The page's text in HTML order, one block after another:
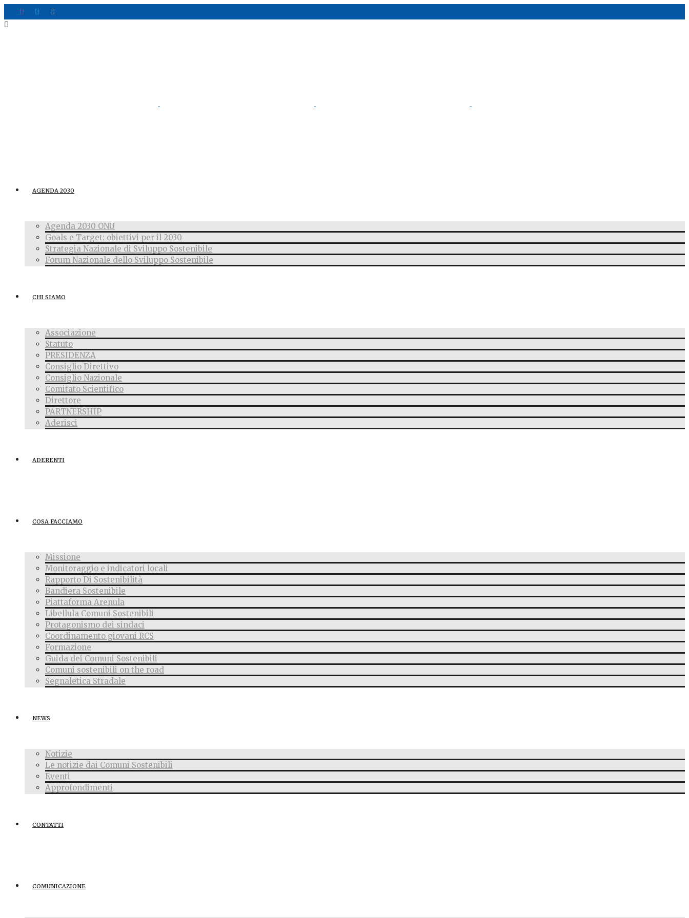
AGENDA 2030
Agenda 2030 ONU
Goals e Target: obiettivi per il 2030
Strategia Nazionale di Sviluppo Sostenibile
Forum Nazionale dello Sviluppo Sostenibile
CHI SIAMO
Associazione
Statuto
PRESIDENZA
Consiglio Direttivo
Consiglio Nazionale
Comitato Scientifico
Direttore
PARTNERSHIP
Aderisci
ADERENTI
COSA FACCIAMO
Missione
Monitoraggio e indicatori locali
Rapporto Di Sostenibilità
Bandiera Sostenibile
Piattaforma Arenula
Libellula Comuni Sostenibili
Protagonismo dei sindaci
Coordinamento giovani RCS
Formazione
Guida dei Comuni Sostenibili
Comuni sostenibili on the road
Segnaletica Stradale
NEWS
Notizie
Le notizie dai Comuni Sostenibili
Eventi
Approfondimenti
CONTATTI
COMUNICAZIONE